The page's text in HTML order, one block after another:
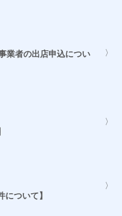
業者の出店申込につい
について】